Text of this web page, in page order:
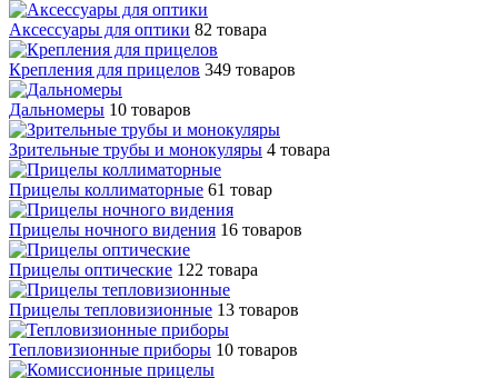
Аксессуары для оптики 82 товара
Крепления для прицелов 349 товаров
Дальномеры 10 товаров
Зрительные трубы и монокуляры 4 товара
Прицелы коллиматорные 61 товар
Прицелы ночного видения 16 товаров
Прицелы оптические 122 товара
Прицелы тепловизионные 13 товаров
Тепловизионные приборы 10 товаров